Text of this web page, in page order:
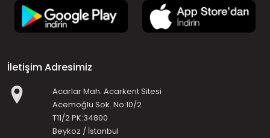
İletişim Adresimiz
Acarlar Mah. Acarkent Sitesi
Acemoğlu Sok. No:10/2
T11/2 PK:34800
Beykoz / İstanbul